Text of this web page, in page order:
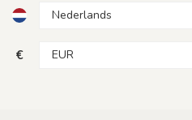
€